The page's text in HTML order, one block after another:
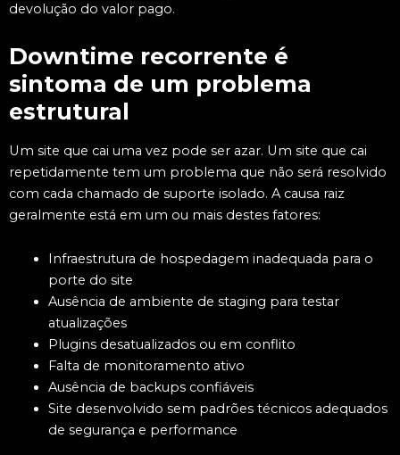
devolução do valor pago.
Downtime recorrente é
sintoma de um problema
estrutural
Um site que cai uma vez pode ser azar. Um site que cai
repetidamente tem um problema que não será resolvido
com cada chamado de suporte isolado. A causa raiz
geralmente está em um ou mais destes fatores:
Infraestrutura de hospedagem inadequada para o
porte do site
Ausência de ambiente de staging para testar
atualizações
Plugins desatualizados ou em conflito
Falta de monitoramento ativo
Ausência de backups confiáveis
Site desenvolvido sem padrões técnicos adequados
de segurança e performance